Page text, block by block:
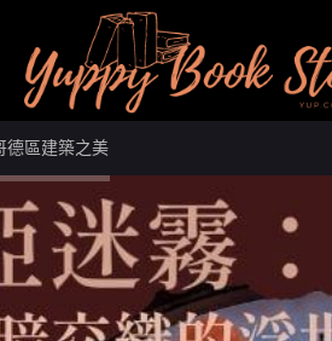
德區建築之美